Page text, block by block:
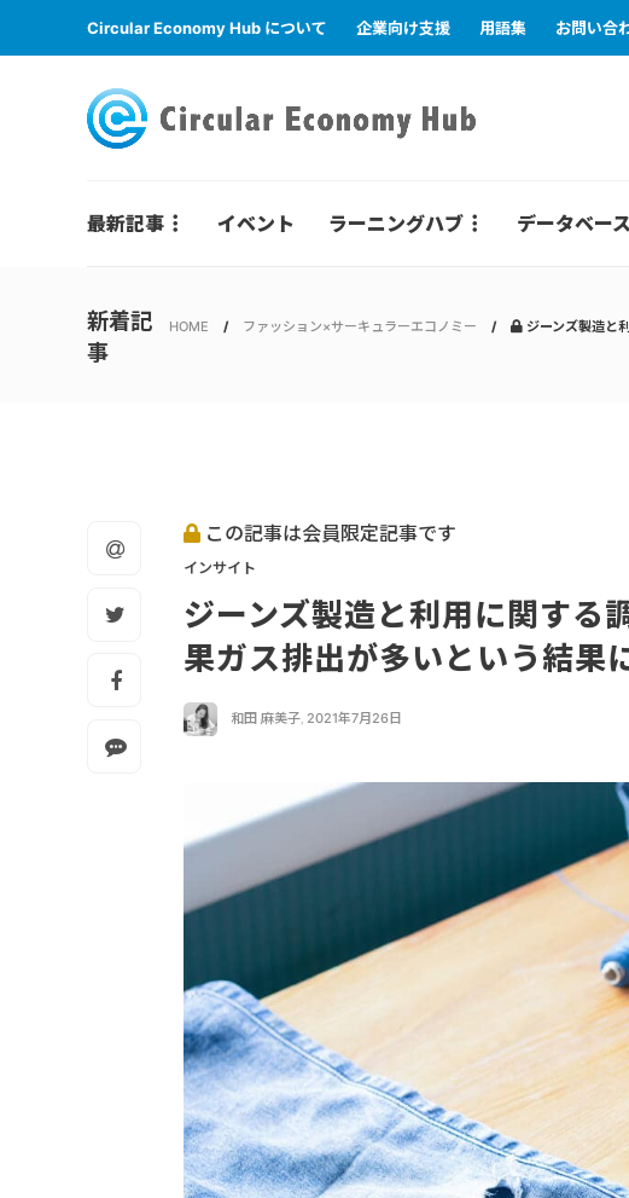
Circular Economy Hub について 企業向け支援 用語集 お問い合
最新記事 イベント ラーニングハブ データベース
新着記
事
HOME ファッション×サーキュラーエコノミー ジーンズ製造と
この記事は会員限定記事です
インサイト
ジーンズ製造と利用に関する
果ガス排出が多いという結果
和田 麻美子, 2021年7月26日